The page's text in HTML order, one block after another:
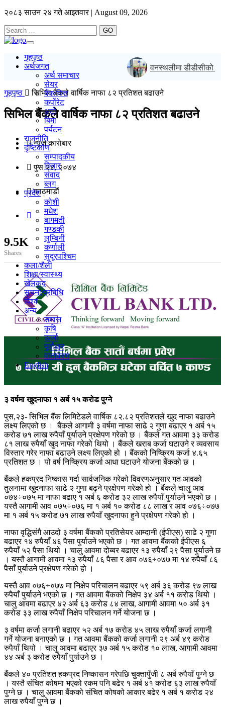
२०८३ साउन २४ गते आइतवार | August 09, 2026
GO
Toggle
navigation
गृहपृष्ठ
अर्थजगत
अर्थ समाचार
सेयर
बैंक/वित्त
कर्पोरेट
अटो
बिमा
पर्यटन
राजनीति
दृष्टिकोण
सम्पादकीय
विचार
संवाद
ब्लग
प्रदेश
कोशी
मधेश
बागमती
गण्डकी
लुम्बिनी
कर्णाली
सुदूरपश्चिम
कला/शैली
शिक्षा/स्वास्थ्य
खेलकुद
सूचना/प्रविधि
विश्व
अन्य
समाज
कृषि
ऊर्जा
पूर्वाधार
वातावरण
English
वनस्थलीमा डीडीसीको
गृहपृष्ठ सिभिल बैंकले वार्षिक नाफा ८२ प्रतिशत बढाउने
सिभिल बैंकले वार्षिक नाफा ८२ प्रतिशत बढाउने
न्यूज काराेबार
पुस २४, २०७४
काठमाडाैं
9.5K
Shares
३ वर्षमा खुदनाफा १ अर्ब १५ करोड पुग्ने
पुस,२३- सिभिल बैंक लिमिटेडले वार्षिक ८२.८२ प्रतिशतले खुद नाफा बढाउने
लक्ष्य लिएको छ । बैंकले आगामी ३ वर्षमा नाफा साढे २ गुणा बढाएर १ अर्ब १५
करोड ७१ लाख रुपैयाँ पुर्याउने प्रक्षेपण गरेको छ । बैंकले गत आवमा ३३ करोड
८१ लाख रुपैयाँ खुद नाफा गरेको थियो । बैंकले खराब कर्जा घटाउने र व्यवसाय
विस्तार गरेर नाफा बढाउने लक्ष्य लिएको हो । बैंकको निष्क्रिय कर्जा ४.६५
प्रतिशत छ । यो वर्ष निष्क्रिय कर्जा आधा घटाउने योजना बैंकको छ ।
बैंकले हकप्रद निष्कास गर्दा सार्वजनिक गरेको विवरणअनुसार गत आवको
तुलनामा खुदनाफा साढे २ गुणा बढ्ने प्रक्षेपण गरेको हो । बैंकले चालु आव
०७४÷०७५ मा नाफा बढाए १ अर्ब ६ करोड ३२ लाख रुपैयाँ पुर्याउने भएको छ ।
यस्तै आगामी आव ०७५÷०७६ मा १ अर्ब १० करोड ८८ लाख र आव ०७६÷०७७
मा १ अर्ब १५ करोड ७१ लाख रुपैयाँ खुदनाफा हुने प्रक्षेपण गरेको हो ।
नाफा वृद्धिसंगै आउदो ३ वर्षमा बैंकको प्रतिसेयर आम्दानी (ईपीएस) साढे २ गुणा
बढाएर १४ रुपैयाँ ४६ पैसा पुर्याउने भएको छ । गत आवमा बैंकको ईपीएस ६
रुपैयाँ ५२ पैसा थियो । चालु आवमा दोब्बर बढाएर १३ रुपैयाँ २९ पैसा पुर्याउने छ
। यस्तै आगामी आवमा १३ रुपैयाँ ८६ पैसा र आव ०७६÷०७७ मा १४ रुपैयाँ ८६
पैसाँ पुर्याउने प्रक्षेपण गरेको हो ।
यस्तै आव ०७६÷०७७ मा निक्षेप परिचालन बढाएर ५९ अर्ब ३६ करोड ९७ लाख
रुपैयाँ पुर्याउने भएको छ । गत आवमा बैंकको निक्षेप ३४ अर्ब ११ करोड थियो ।
चालु आवमा बढाएर ४२ अर्ब ६३ करोड ८४ लाख, आगामी आवमा ५० अर्ब ३१
करोड ३३ लाख रुपैयाँ निक्षेप परिचालन गर्ने योजना छ ।
३ वर्षमा कर्जा लगानी बढाएर ५२ अर्ब १७ करोड ४५ लाख रुपैयाँ कर्जा लगानी
गर्ने योजना बनाएको छ । गत आवमा बैंकको कर्जा लगानी २९ अर्ब ४९ करोड
रुपैयाँ थियो । चालु आवमा बढाएर ३७ अर्ब १५ करोड १० लाख, आगामी आवमा
४४ अर्ब ३ करोड रुपैयाँ पुर्याउने छ ।
बैंकले ४० प्रतिशत हकप्रद निष्कासन गरेपछि चुक्तापुँजी ८ अर्ब रुपैयाँ पुग्ने छ
। यस्तै संचित कोषमा भएको रकम पनि बढेर १ अर्ब ४१ करोड ६३ लाख रुपैयाँ
पुग्ने छ । चालु आवमा बैंकको संचित कोषको आकार बढेर १ अर्ब १ करोड २४
लाख रुपैयाँ पुग्ने छ ।